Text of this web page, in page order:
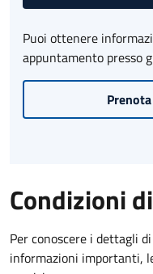
Puoi ottenere
appuntamento presso
Condizioni
Per conoscere i dettagli
informazioni importanti,